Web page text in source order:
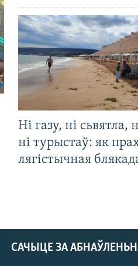
Ні газу, ні сьвятла,
ні турыстаў: як
лягістычная
САЧЫЦЕ ЗА